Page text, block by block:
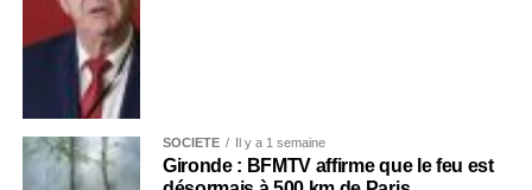
SOCIÉTÉ Il y a 1 semaine
Gironde : BFMTV affirme que le feu est